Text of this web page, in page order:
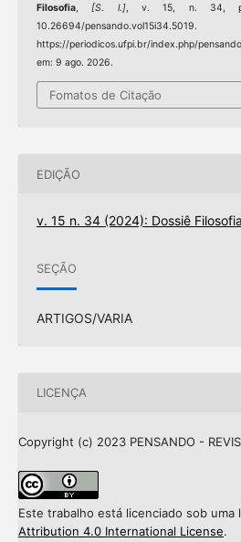
Filosofia,[S. l.], v. 15, n. 34, p.
10.26694/
https://periodicos.ufpi.br/index.php/
em: 9 ago. 2026.
Fomatos de Citação
EDIÇÃO
v. 15 n. 34 (2024): Dossiê
SEÇÃO
ARTIGOS/VARIA
LICENÇA
Copyright (c) 2023 PENSANDO -
Este trabalho está licenciado sob uma
Attribution 4.0 International License.